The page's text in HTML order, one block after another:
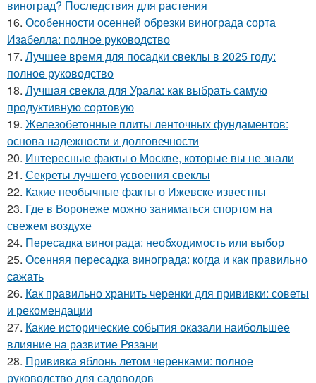
виноград? Последствия для растения
16. Особенности осенней обрезки винограда сорта
Изабелла: полное руководство
17. Лучшее время для посадки свеклы в 2025 году:
полное руководство
18. Лучшая свекла для Урала: как выбрать самую
продуктивную сортовую
19. Железобетонные плиты ленточных фундаментов:
основа надежности и долговечности
20. Интересные факты о Москве, которые вы не знали
21. Секреты лучшего усвоения свеклы
22. Какие необычные факты о Ижевске известны
23. Где в Воронеже можно заниматься спортом на
свежем воздухе
24. Пересадка винограда: необходимость или выбор
25. Осенняя пересадка винограда: когда и как правильно
сажать
26. Как правильно хранить черенки для прививки: советы
и рекомендации
27. Какие исторические события оказали наибольшее
влияние на развитие Рязани
28. Прививка яблонь летом черенками: полное
руководство для садоводов